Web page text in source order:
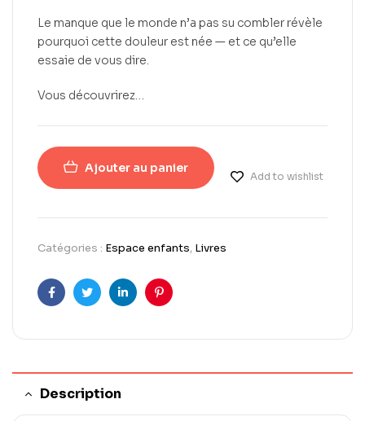
Le manque que le monde n’a pas su combler révèle
pourquoi cette douleur est née — et ce qu’elle
essaie de vous dire.
Vous découvrirez…
Ajouter au panier
Add to wishlist
Catégories : Espace enfants, Livres
FacebookTwitterLinkedInPinterest
Description